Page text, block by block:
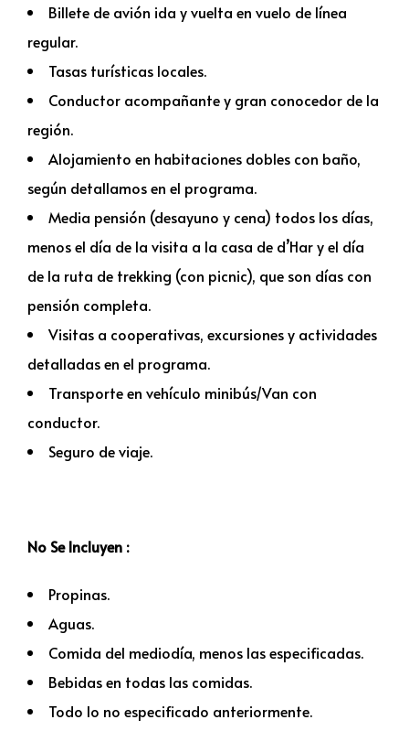
Billete de avión ida y vuelta en vuelo de línea
regular.
Tasas turísticas locales.
Conductor acompañante y gran conocedor de la
región.
Alojamiento en habitaciones dobles con baño,
según detallamos en el programa.
Media pensión (desayuno y cena) todos los días,
menos el día de la visita a la casa de d’Har y el día
de la ruta de trekking (con picnic), que son días con
pensión completa.
Visitas a cooperativas, excursiones y actividades
detalladas en el programa.
Transporte en vehículo minibús/Van con
conductor.
Seguro de viaje.
No Se Incluyen :
Propinas.
Aguas.
Comida del mediodía, menos las especificadas.
Bebidas en todas las comidas.
Todo lo no especificado anteriormente.